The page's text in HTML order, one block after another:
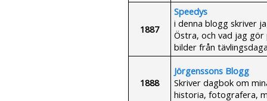
1887
Speedys
i denna blogg skriver
Östra, och vad jag
bilder från
1888
Jörgenssons Blogg
Skriver dagbok om
historia, fotografera,